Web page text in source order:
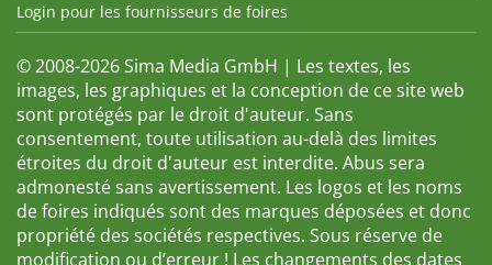
Login pour les fournisseurs de foires
© 2008-2026 Sima Media GmbH | Les textes, les
images, les graphiques et la conception de ce site web
sont protégés par le droit d'auteur. Sans
consentement, toute utilisation au-delà des limites
étroites du droit d'auteur est interdite. Abus sera
admonesté sans avertissement. Les logos et les noms
de foires indiqués sont des marques déposées et donc
propriété des sociétés respectives. Sous réserve de
modification ou d’erreur ! Les changements des dates